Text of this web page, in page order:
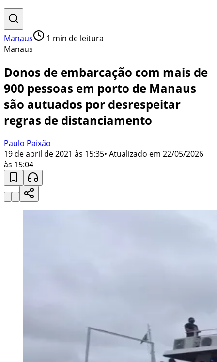
Manaus 1 min de leitura
Manaus
Donos de embarcação com mais de
900 pessoas em porto de Manaus
são autuados por desrespeitar
regras de distanciamento
Paulo Paixão
19 de abril de 2021 às 15:35• Atualizado em 22/05/2026
às 15:04